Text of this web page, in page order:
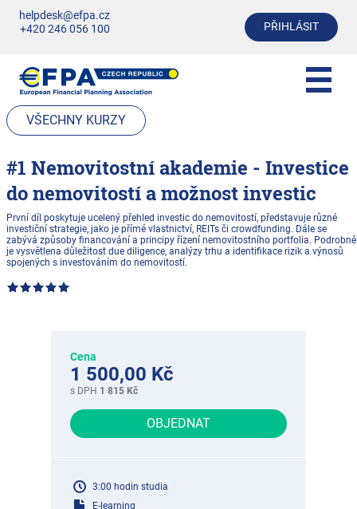
helpdesk@efpa.cz
+420 246 056 100
PŘIHLÁSIT
VŠECHNY KURZY
#1 Nemovitostní akademie - Investice
do nemovitostí a možnost investic
První díl poskytuje ucelený přehled investic do nemovitostí, představuje různé
investiční strategie, jako je přímé vlastnictví, REITs či crowdfunding. Dále se
zabývá způsoby financování a principy řízení nemovitostního portfolia. Podrobně
je vysvětlena důležitost due diligence, analýzy trhu a identifikace rizik a výnosů
spojených s investováním do nemovitostí.
Cena
1 500,00 Kč
s DPH 1 815 Kč
OBJEDNAT
3:00 hodin studia
E-learning